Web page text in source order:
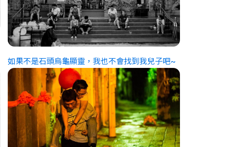
如果不是石頭烏龜顯靈，我也不會找到我兒子吧~